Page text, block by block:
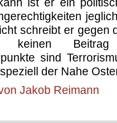
ist er ein
schreibt er gegen
keinen
sind
der Nahe
Jakob Reimann